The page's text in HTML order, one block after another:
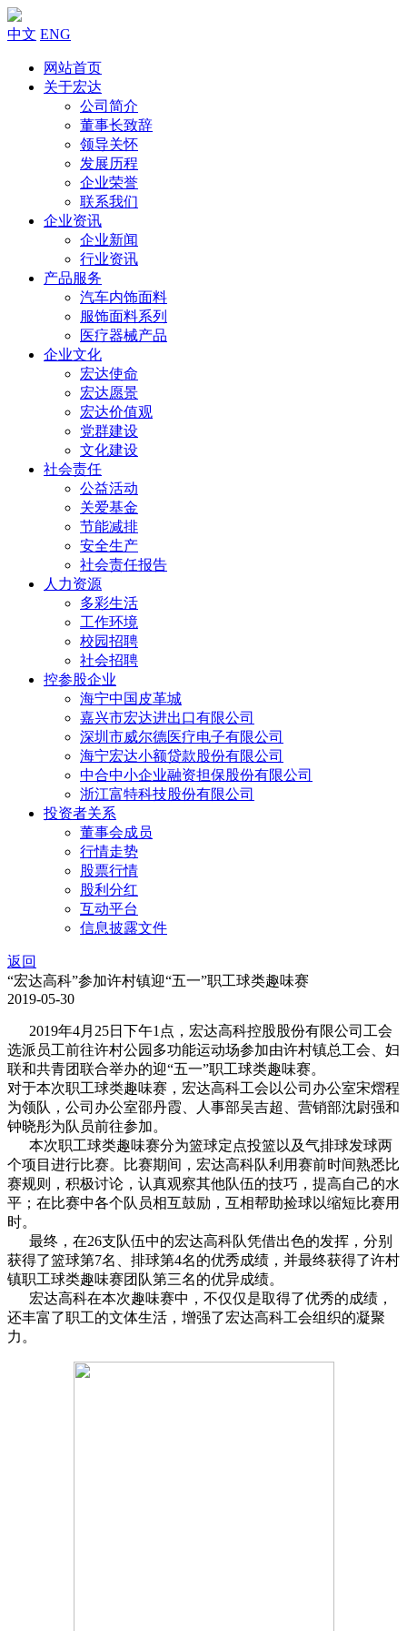
中文 ENG
网站首页
关于宏达
公司简介
董事长致辞
领导关怀
发展历程
企业荣誉
联系我们
企业资讯
企业新闻
行业资讯
产品服务
汽车内饰面料
服饰面料系列
医疗器械产品
企业文化
宏达使命
宏达愿景
宏达价值观
党群建设
文化建设
社会责任
公益活动
关爱基金
节能减排
安全生产
社会责任报告
人力资源
多彩生活
工作环境
校园招聘
社会招聘
控参股企业
海宁中国皮革城
嘉兴市宏达进出口有限公司
深圳市威尔德医疗电子有限公司
海宁宏达小额贷款股份有限公司
中合中小企业融资担保股份有限公司
浙江富特科技股份有限公司
投资者关系
董事会成员
行情走势
股票行情
股利分红
互动平台
信息披露文件
返回
“宏达高科”参加许村镇迎“五一”职工球类趣味赛
2019-05-30
2019年4月25日下午1点，宏达高科控股股份有限公司工会
选派员工前往许村公园多功能运动场参加由许村镇总工会、妇
联和共青团联合举办的迎“五一”职工球类趣味赛。
对于本次职工球类趣味赛，宏达高科工会以公司办公室宋熠程
为领队，公司办公室邵丹霞、人事部吴吉超、营销部沈尉强和
钟晓彤为队员前往参加。
本次职工球类趣味赛分为篮球定点投篮以及气排球发球两
个项目进行比赛。比赛期间，宏达高科队利用赛前时间熟悉比
赛规则，积极讨论，认真观察其他队伍的技巧，提高自己的水
平；在比赛中各个队员相互鼓励，互相帮助捡球以缩短比赛用
时。
最终，在26支队伍中的宏达高科队凭借出色的发挥，分别
获得了篮球第7名、排球第4名的优秀成绩，并最终获得了许村
镇职工球类趣味赛团队第三名的优异成绩。
宏达高科在本次趣味赛中，不仅仅是取得了优秀的成绩，
还丰富了职工的文体生活，增强了宏达高科工会组织的凝聚
力。